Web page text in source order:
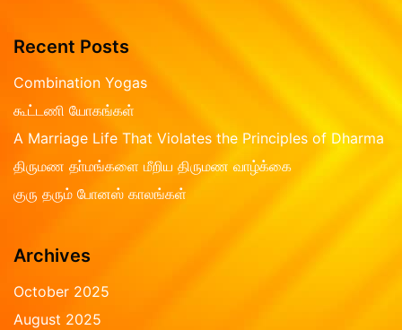
o
5
d
0
u
o
5
Recent Posts
Combination Yogas
கூட்டணி யோகங்கள்
A Marriage Life That Violates the Principles of Dharma
திருமண தா்மங்களை மீறிய திருமண வாழ்க்கை
குரு தரும் போனஸ் காலங்கள்
Archives
October 2025
August 2025